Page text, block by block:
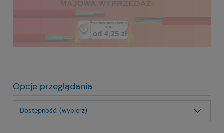
Opcje przeglądania
Dostępność: (wybierz)